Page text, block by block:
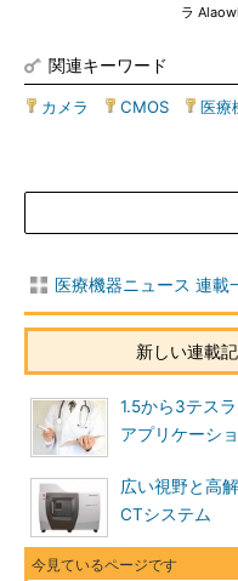
ラ Alaowl
関連キーワード
カメラ CMOS 医療
医療機器ニュース 連載
新しい連載
1.5から3テス
アプリケーシ
広い視野と高
CTシステム